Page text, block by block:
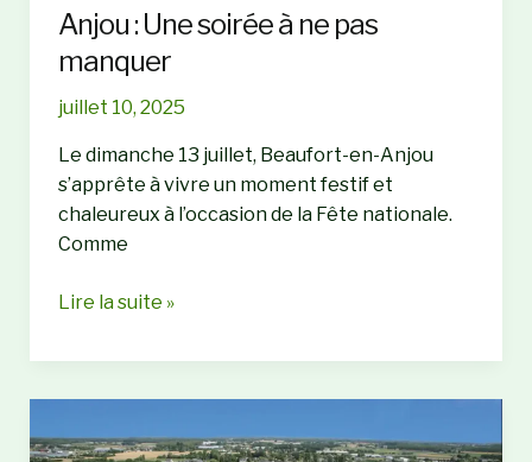
Anjou : Une soirée à ne pas
manquer
juillet 10, 2025
Le dimanche 13 juillet, Beaufort-en-Anjou
s’apprête à vivre un moment festif et
chaleureux à l’occasion de la Fête nationale.
Comme
Fête
à
Anjou
Lire la suite »